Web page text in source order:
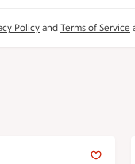
Policy and Terms of Service